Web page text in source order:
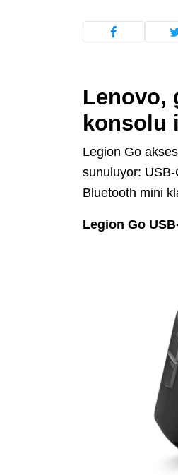
Lenovo,
konsolu
Legion Go
sunuluyor: USB-
Bluetooth mini
Legion Go